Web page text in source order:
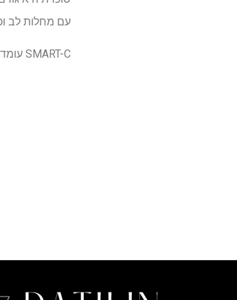
עם מחלות לב
SMART-C עומד בראש משותף על ידי A/Prof Brendon Neuen ופרופסור Hiddo Heerspink ממכון ג'ורג' לבריאות גלובלית.